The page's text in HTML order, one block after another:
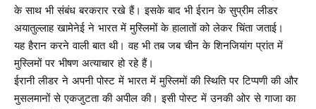
के साथ भी संबंध बरकरार रखे हैं। इसके बाद भी ईरान के सुप्रीम लीडर
अयातुल्लाह खामेनेई ने भारत में मुस्लिमों के हालातों को लेकर चिंता जताई।
यह हैरान करने वाली बात थी। वह भी तब जब चीन के शिनजियांग प्रांत में
मुस्लिमों पर भीषण अत्याचार हो रहे हैं।
ईरानी लीडर ने अपनी पोस्ट में भारत में मुस्लिमों की स्थिति पर टिप्पणी की और
मुसलमानों से एकजुटता की अपील की। इसी पोस्ट में उनकी ओर से गाजा का